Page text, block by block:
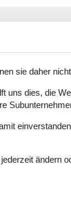
sie daher
uns dies, die
ändern